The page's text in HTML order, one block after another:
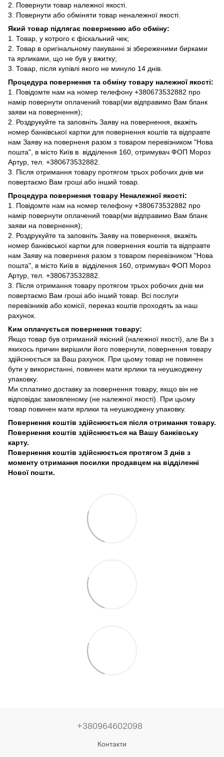
2. Повернути товар належної якості.
3. Повернути або обміняти товар неналежної якості.
Який товар підлягає поверненню або обміну:
1. Товар, у котрого є фіскальний чек;
2. Товар в оригінальному пакуванні зі збереженими бирками
та ярликами, що не був у вжитку;
3. Товар, після купівлі якого не минуло 14 днів.
Процедура повернення та обміну товару належної якості:
1. Повідомте нам на номер телефону +380673532882 про
намір повернути оплачений товар(ми відправимо Вам бланк
заяви на повернення);
2. Роздрукуйте та заповніть Заяву на повернення, вкажіть
номер банківської картки для повернення коштів та відправте
нам Заяву на поверненя разом з товаром перевізником "Нова
пошта", в місто Київ в відділення 160, отримувач ФОП Мороз
Артур, тел. +380673532882.
3. Після отримання товару протягом трьох робочих днів ми
повертаємо Вам гроші або інший товар.
Процедура повернення товару Неналежної якості:
1. Повідомте нам на номер телефону +380673532882 про
намір повернути оплачений товар(ми відправимо Вам бланк
заяви на повернення);
2. Роздрукуйте та заповніть Заяву на повернення, вкажіть
номер банківської картки для повернення коштів та відправте
нам Заяву на поверненя разом з товаром перевізником "Нова
пошта", в місто Київ в відділення 160, отримувач ФОП Мороз
Артур, тел. +380673532882.
3. Після отримання товару протягом трьох робочих днів ми
повертаємо Вам гроші або інший товар. Всі послуги
перевізників або комісії, переказ коштів проходять за наш
рахунок.
Ким оплачується повернення товару:
Якщо товар був отриманий якісний (належної якості), але Ви з
якихось причин вирішили його повернути, повернення товару
здійснюється за Ваш рахунок. При цьому товар не повинен
бути у використанні, повинен мати ярлики та неушкоджену
упаковку.
Ми сплатимо доставку за повернення товару, якщо він не
відповідає замовленому (не належної якості). При цьому
товар повинен мати ярлики та неушкоджену упаковку.
Повернення коштів здійснюється після отримання товару.
Повернення коштів здійснюється на Вашу банківську
карту.
Повернення коштів здійснюється протягом 3 днів з
моменту отримання посилки продавцем на відділенні
Нової пошти.
+380964602098
Контакти